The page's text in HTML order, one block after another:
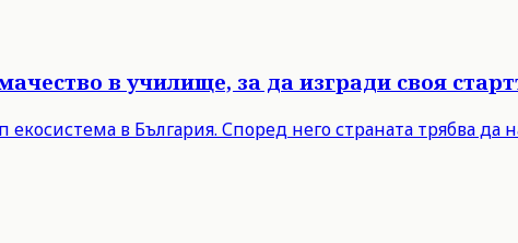
в училище, за да изгради своя
в България. Според него страната трябва да